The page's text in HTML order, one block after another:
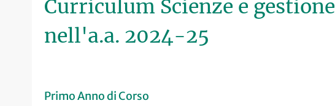
Curriculum Scienze e
nell'a.a. 2024-25
Primo Anno di Corso